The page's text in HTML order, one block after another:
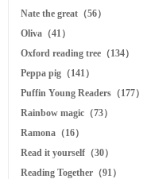
Nate the great（56）
Oliva（41）
Oxford reading tree（134）
Peppa pig（141）
Puffin Young Readers（177）
Rainbow magic（73）
Ramona（16）
Read it yourself（30）
Reading Together（91）